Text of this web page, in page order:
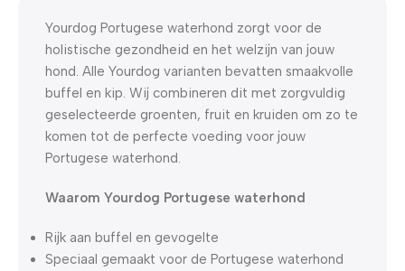
Yourdog Portugese waterhond zorgt voor de
holistische gezondheid en het welzijn van jouw
hond. Alle Yourdog varianten bevatten smaakvolle
buffel en kip. Wij combineren dit met zorgvuldig
geselecteerde groenten, fruit en kruiden om zo te
komen tot de perfecte voeding voor jouw
Portugese waterhond.
Waarom Yourdog Portugese waterhond
Rijk aan buffel en gevogelte
Speciaal gemaakt voor de Portugese waterhond